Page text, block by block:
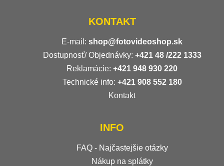
KONTAKT
E-mail: shop@fotovideoshop.sk
Dostupnosť/ Objednávky: +421 48 /222 1333
Reklamácie: +421 948 930 220
Technické info: +421 908 552 180
Kontakt
INFO
FAQ - Najčastejšie otázky
Nákup na splátky